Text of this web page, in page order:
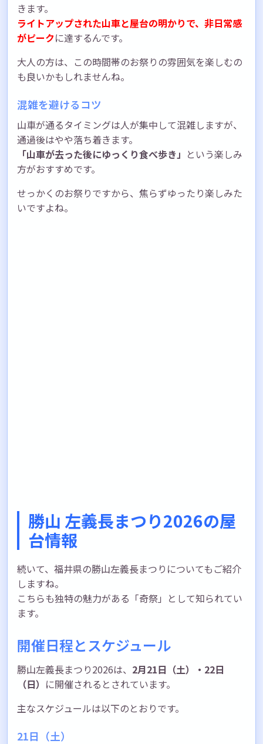
きます。
ライトアップされた山車と屋台の明かりで、非日常感
がピークに達するんです。
大人の方は、この時間帯のお祭りの雰囲気を楽しむの
も良いかもしれませんね。
混雑を避けるコツ
山車が通るタイミングは人が集中して混雑しますが、
通過後はやや落ち着きます。
「山車が去った後にゆっくり食べ歩き」 という楽しみ
方がおすすめです。
せっかくのお祭りですから、焦らずゆったり楽しみた
いですよね。
勝山 左義長まつり2026の屋
台情報
続いて、福井県の勝山左義長まつりについてもご紹介
しますね。
こちらも独特の魅力がある「奇祭」として知られてい
ます。
開催日程とスケジュール
勝山左義長まつり2026は、 2月21日（土）・22日
（日） に開催されるとされています。
主なスケジュールは以下のとおりです。
21日（土）